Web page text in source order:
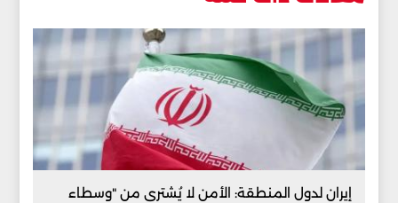
إيران لدول المنطقة: الأمن لا يُشترى من "وسطاء